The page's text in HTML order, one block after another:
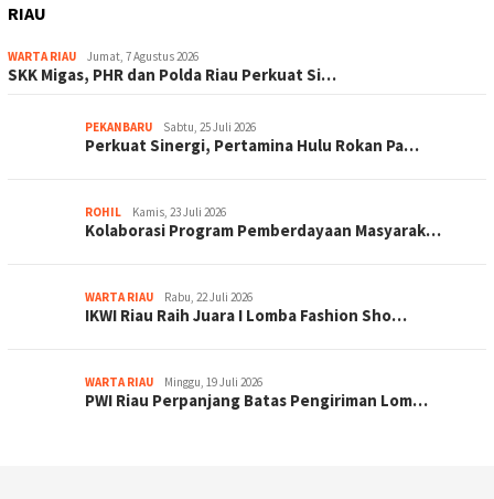
RIAU
WARTA RIAU Jumat, 7 Agustus 2026
SKK Migas, PHR dan Polda Riau Perkuat Si…
PEKANBARU Sabtu, 25 Juli 2026
Perkuat Sinergi, Pertamina Hulu Rokan Pa…
ROHIL Kamis, 23 Juli 2026
Kolaborasi Program Pemberdayaan Masyarak…
WARTA RIAU Rabu, 22 Juli 2026
IKWI Riau Raih Juara I Lomba Fashion Sho…
WARTA RIAU Minggu, 19 Juli 2026
PWI Riau Perpanjang Batas Pengiriman Lom…